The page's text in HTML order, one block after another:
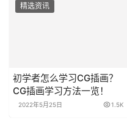
精选资讯
初学者怎么学习CG插画？
CG插画学习方法一览！
2022年5月25日 1.5K